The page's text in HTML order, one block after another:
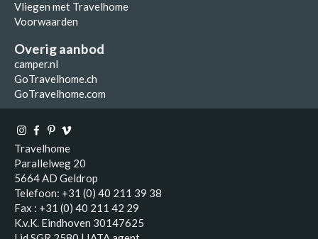
Vliegen met Travelhome
Voorwaarden
Overig aanbod
camper.nl
GoTravelhome.ch
GoTravelhome.com
Travelhome
Parallelweg 20
5664 AD Geldrop
Telefoon: +31 (0) 40 211 39 38
Fax : +31 (0) 40 211 42 29
K.v.K. Eindhoven 30147625